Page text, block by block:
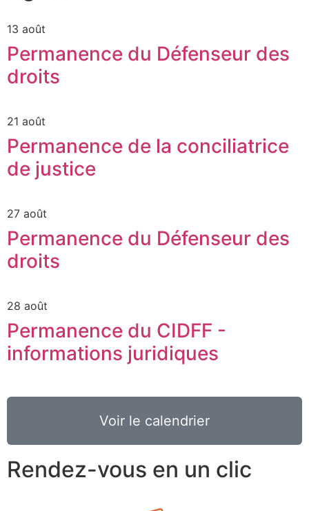
13 août
Permanence du Défenseur des
droits
21 août
Permanence de la conciliatrice
de justice
27 août
Permanence du Défenseur des
droits
28 août
Permanence du CIDFF -
informations juridiques
Voir le calendrier
Rendez-vous en un clic